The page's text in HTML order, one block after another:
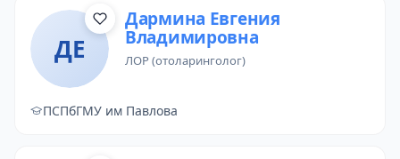
ДЕ
Дармина Евгения
Владимировна
ЛОР (отоларинголог)
ПСПбГМУ им Павлова